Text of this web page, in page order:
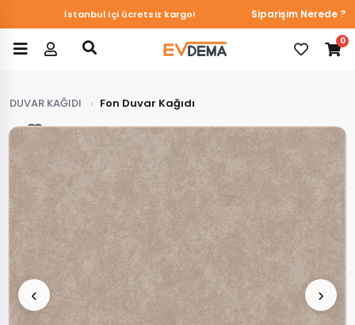
İstanbul içi ücretsiz kargo!
Siparişim Nerede ?
0
DUVAR KAĞIDI Fon Duvar Kağıdı
‹ ›